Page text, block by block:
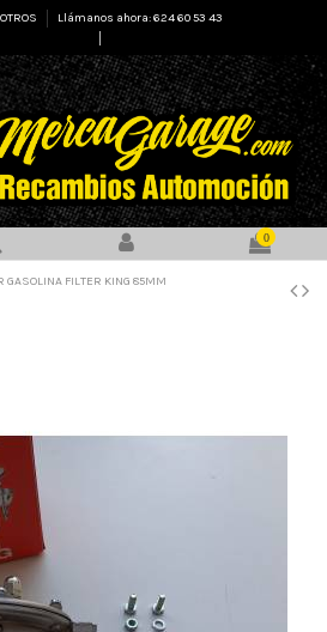
Llámanos ahora: 624 60 53 43
0
GASOLINA FILTER KING 85MM